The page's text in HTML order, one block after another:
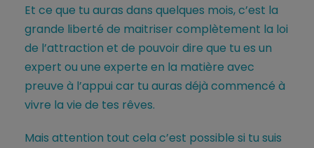
Et ce que tu auras dans quelques mois, c’est la
grande liberté de maitriser complètement la loi
de l’attraction et de pouvoir dire que tu es un
expert ou une experte en la matière avec
preuve à l’appui car tu auras déjà commencé à
vivre la vie de tes rêves.
Mais attention tout cela c’est possible si tu suis